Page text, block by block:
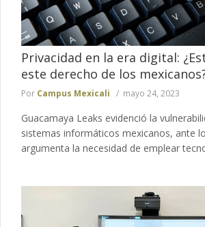
Privacidad en la era digital:
este derecho de los
Por Campus Mexicali mayo 24, 2023
Guacamaya Leaks evidenció la
sistemas informáticos mexicanos, ante
argumenta la necesidad de emplear